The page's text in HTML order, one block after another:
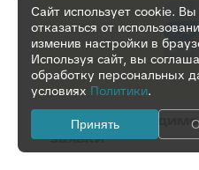
Настройка
заявки
Сайт использует cookie.
отказаться от
изменив настройки в
Используя сайт, вы
обработку персональных
условиях Политики.
Принять